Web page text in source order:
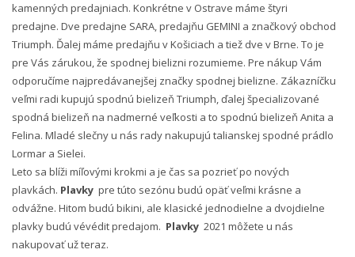
kamenných predajniach. Konkrétne v Ostrave máme štyri
predajne. Dve predajne SARA, predajňu GEMINI a značkový obchod
Triumph. Ďalej máme predajňu v Košiciach a tiež dve v Brne. To je
pre Vás zárukou, že spodnej bielizni rozumieme. Pre nákup Vám
odporučíme najpredávanejšej značky spodnej bielizne. Zákazníčku
veľmi radi kupujú spodnú bielizeň Triumph, ďalej špecializované
spodná bielizeň na nadmerné veľkosti a to spodnú bielizeň Anita a
Felina. Mladé slečny u nás rady nakupujú talianskej spodné prádlo
Lormar a Sielei.
Leto sa blíži míľovými krokmi a je čas sa pozrieť po nových
plavkách. Plavky pre túto sezónu budú opäť veľmi krásne a
odvážne. Hitom budú bikini, ale klasické jednodielne a dvojdielne
plavky budú vévédit predajom. Plavky 2021 môžete u nás
nakupovať už teraz.